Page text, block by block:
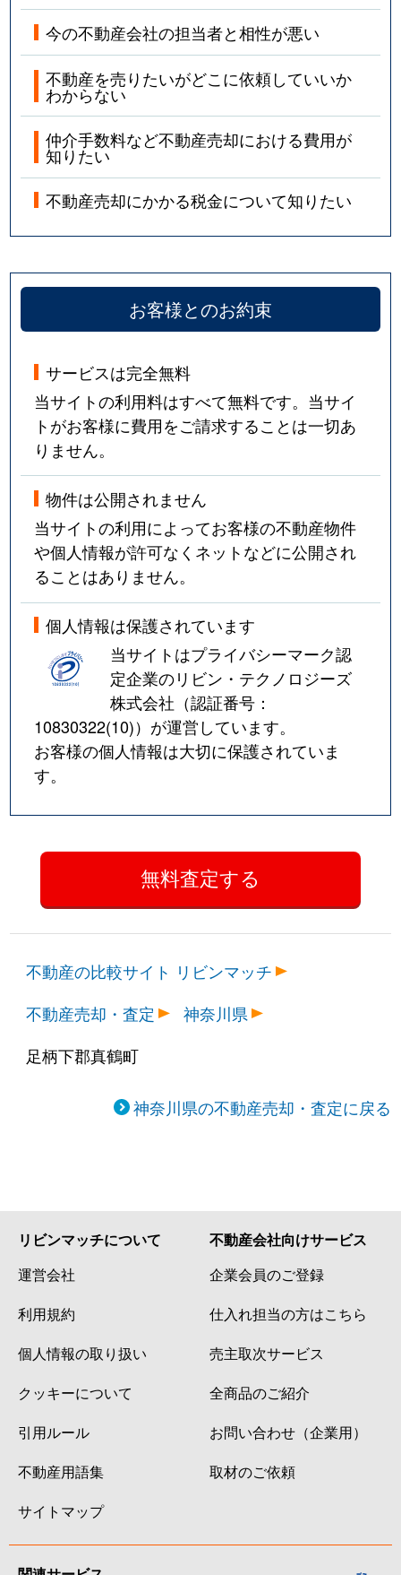
今の不動産会社の担当者と相性が悪い
不動産を売りたいがどこに依頼していいか
わからない
仲介手数料など不動産売却における費用が
知りたい
不動産売却にかかる税金について知りたい
お客様とのお約束
サービスは完全無料
当サイトの利用料はすべて無料です。当サイ
トがお客様に費用をご請求することは一切あ
りません。
物件は公開されません
当サイトの利用によってお客様の不動産物件
や個人情報が許可なくネットなどに公開され
ることはありません。
個人情報は保護されています
当サイトはプライバシーマーク認
定企業のリビン・テクノロジーズ
株式会社（認証番号：
10830322(10)）が運営しています。
お客様の個人情報は大切に保護されていま
す。
不動産の比較サイト リビンマッチ
不動産売却・査定
神奈川県
足柄下郡真鶴町
神奈川県の不動産売却・査定に戻る
リビンマッチについて
運営会社
利用規約
個人情報の取り扱い
クッキーについて
引用ルール
不動産用語集
サイトマップ
不動産会社向けサービス
企業会員のご登録
仕入れ担当の方はこちら
売主取次サービス
全商品のご紹介
お問い合わせ（企業用）
取材のご依頼